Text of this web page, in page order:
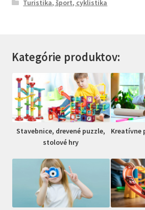
Turistika, šport, cyklistika
Kategórie produktov:
Stavebnice, drevené puzzle,
stolové hry
Kreatívne